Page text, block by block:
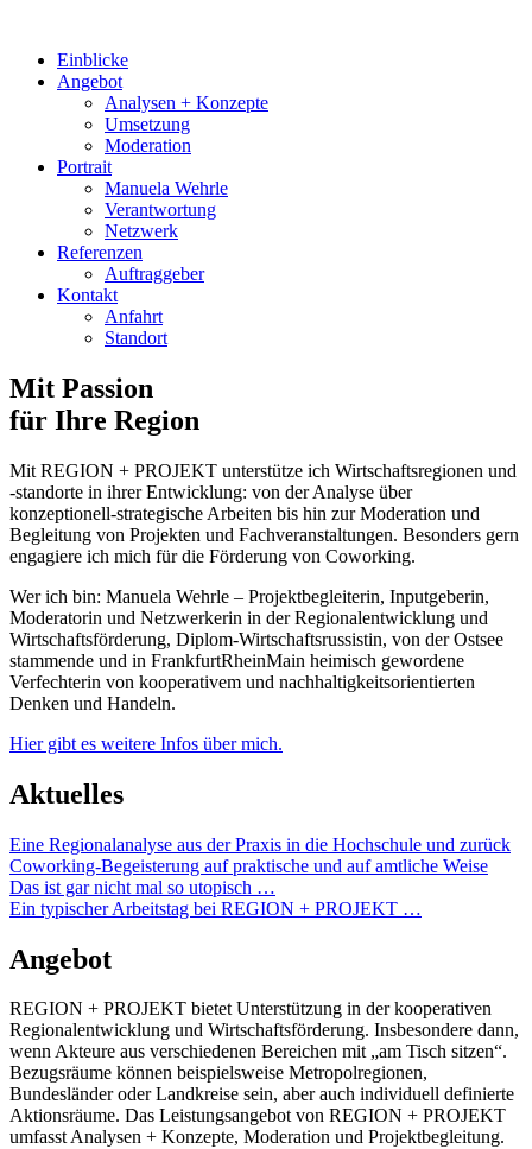
Einblicke
Angebot
Analysen + Konzepte
Umsetzung
Moderation
Portrait
Manuela Wehrle
Verantwortung
Netzwerk
Referenzen
Auftraggeber
Kontakt
Anfahrt
Standort
Mit Passion
für Ihre Region
Mit REGION + PROJEKT unterstütze ich Wirtschaftsregionen und
-standorte in ihrer Entwicklung: von der Analyse über
konzeptionell-strategische Arbeiten bis hin zur Moderation und
Begleitung von Projekten und Fachveranstaltungen. Besonders gern
engagiere ich mich für die Förderung von Coworking.
Wer ich bin: Manuela Wehrle – Projektbegleiterin, Inputgeberin,
Moderatorin und Netzwerkerin in der Regionalentwicklung und
Wirtschaftsförderung, Diplom-Wirtschaftsrussistin, von der Ostsee
stammende und in FrankfurtRheinMain heimisch gewordene
Verfechterin von kooperativem und nachhaltigkeitsorientierten
Denken und Handeln.
Hier gibt es weitere Infos über mich.
Aktuelles
Eine Regionalanalyse aus der Praxis in die Hochschule und zurück
Coworking-Begeisterung auf praktische und auf amtliche Weise
Das ist gar nicht mal so utopisch …
Ein typischer Arbeitstag bei REGION + PROJEKT …
Angebot
REGION + PROJEKT bietet Unterstützung in der kooperativen
Regionalentwicklung und Wirtschaftsförderung. Insbesondere dann,
wenn Akteure aus verschiedenen Bereichen mit „am Tisch sitzen“.
Bezugsräume können beispielsweise Metropolregionen,
Bundesländer oder Landkreise sein, aber auch individuell definierte
Aktionsräume. Das Leistungsangebot von REGION + PROJEKT
umfasst Analysen + Konzepte, Moderation und Projektbegleitung.